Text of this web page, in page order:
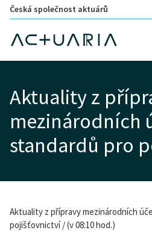
Česká společnost aktuárů
Aktuality z
mezinárodních
standardů pro
Aktuality z přípravy mezinárodních
pojišťovnictví / (v 08:10 hod.)